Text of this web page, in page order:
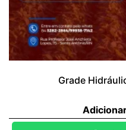
Grade